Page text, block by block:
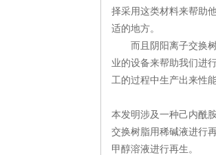
择采用这类材料来帮助
适的地方。
而且阴阳离子交换树
业的设备来帮助我们进
工的过程中生产出来性
本发明涉及一种己内酰
交换树脂用稀碱液进行
甲醇溶液进行再生。